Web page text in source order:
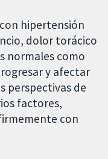
hipertensión
dolor torácico
normales como
y afectar
perspectivas de
factores,
con